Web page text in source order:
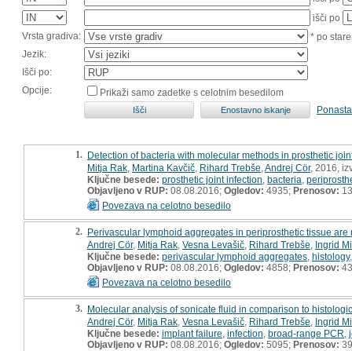
išči po
Vrsta gradiva:
* po
Jezik:
Išči po:
Opcije:
Prikaži samo zadetke s celotnim besedilom
1. Detection of bacteria with molecular methods in prosthetic
Mitja Rak Martina Kavčič Rihard Trebše Andrej Cör, 2016,
Ključne besede: prosthetic joint infection bacteria
Objavljeno v RUP: 08.08.2016; Ogledov: 4935; Prenosov:
Povezava na celotno besedilo
2. Perivascular lymphoid aggregates in periprosthetic tissue
Andrej Cör, Mitja Rak Vesna Levašič Rihard Trebše Ingrid
Ključne besede: perivascular lymphoid aggregates histology
Objavljeno v RUP: 08.08.2016; Ogledov: 4858; Prenosov: 43
Povezava na celotno besedilo
3. Molecular analysis of sonicate fluid in comparison to
Andrej Cör, Mitja Rak Vesna Levašič Rihard Trebše Ingrid
Ključne besede: implant failure infection broad-range PCR
Objavljeno v RUP: 08.08.2016; Ogledov: 5095; Prenosov: 39